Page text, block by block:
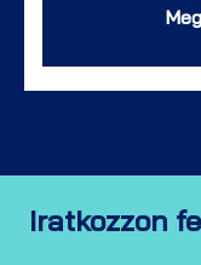
Iratkozzon